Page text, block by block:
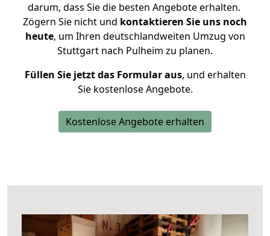
darum, dass Sie die besten Angebote erhalten.
Zögern Sie nicht und kontaktieren Sie uns noch
heute, um Ihren deutschlandweiten Umzug von
Stuttgart nach Pulheim zu planen.
Füllen Sie jetzt das Formular aus, und erhalten
Sie kostenlose Angebote.
Kostenlose Angebote erhalten